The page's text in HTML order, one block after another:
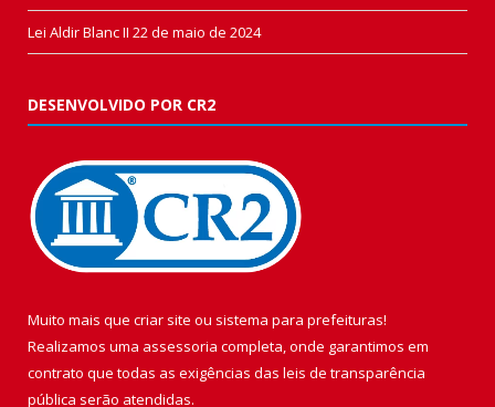
Lei Aldir Blanc II 22 de maio de 2024
DESENVOLVIDO POR CR2
Muito mais que criar site ou sistema para prefeituras!
Realizamos uma assessoria completa, onde garantimos em
contrato que todas as exigências das leis de transparência
pública serão atendidas.